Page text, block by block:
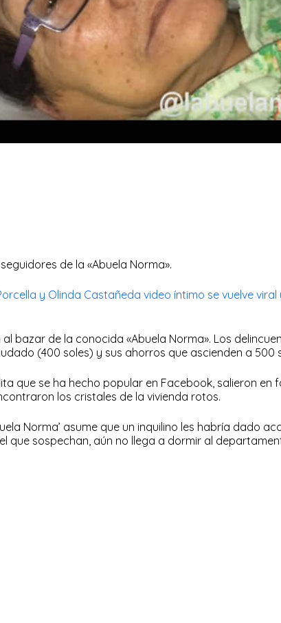
de la «Abuela Norma».
y Olinda Castañeda video íntimo se vuelve viral
bazar de la conocida «Abuela Norma». Los
(400 soles) y sus ahorros que ascienden a 500
que se ha hecho popular en Facebook, salieron en
los cristales de la vivienda rotos.
Norma’ asume que un inquilino les habría dado
que sospechan, aún no llega a dormir al